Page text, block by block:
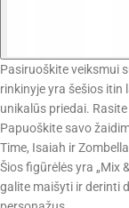
Pasiruoškite veiksmui
rinkinyje yra šešios itin
unikalūs priedai.
Papuoškite savo
Time, Isaiah ir
Šios figūrėlės yra „Mix
galite maišyti ir derinti